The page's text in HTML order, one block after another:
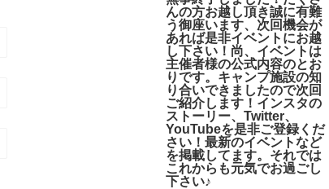
んの方お越し頂き誠に有難
う御座います、次回機会が
あれば是非イベントにお越
し下さい！尚、イベントは
主催者様の公式内容のとお
りです。キャンプ️施設の知
り合いできましたので次回
ご紹介します！インスタの
ストーリー、Twitter、
YouTubeを是非ご登録くだ
さい！最新のイベントなど
を掲載してます。それでは
これからも元気でお過ごし
下さい♪